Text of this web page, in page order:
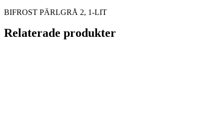
BIFROST PÄRLGRÅ 2, 1-LIT
Relaterade produkter